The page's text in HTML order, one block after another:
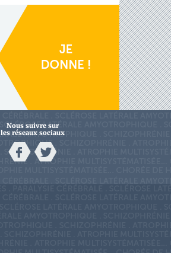
Nous suivre sur
les réseaux sociaux